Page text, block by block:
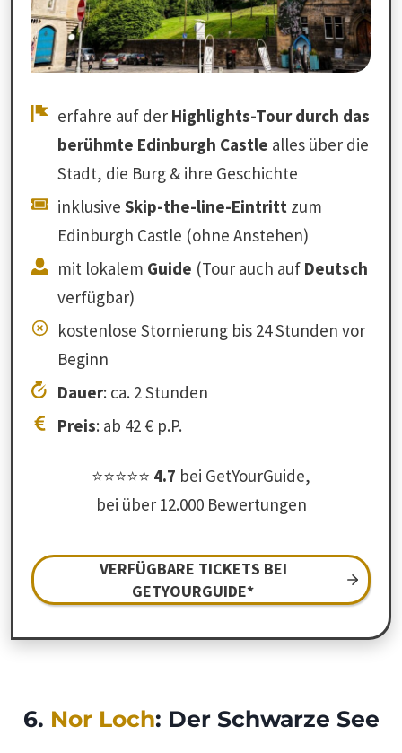
erfahre auf der Highlights-Tour durch das
berühmte Edinburgh Castle alles über die
Stadt, die Burg & ihre Geschichte
inklusive Skip-the-line-Eintritt zum
Edinburgh Castle (ohne Anstehen)
mit lokalem Guide (Tour auch auf Deutsch
verfügbar)
kostenlose Stornierung bis 24 Stunden vor
Beginn
Dauer: ca. 2 Stunden
Preis: ab 42 € p.P.
⭐⭐⭐⭐⭐ 4.7 bei GetYourGuide,
bei über 12.000 Bewertungen
VERFÜGBARE TICKETS BEI
GETYOURGUIDE*
6. Nor Loch: Der Schwarze See